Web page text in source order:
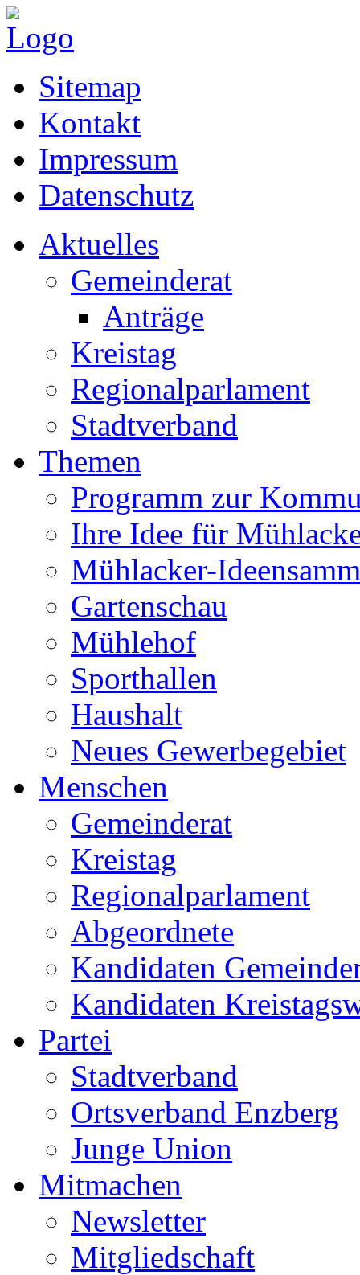
Sitemap
Kontakt
Impressum
Datenschutz
Aktuelles
Gemeinderat
Anträge
Kreistag
Regionalparlament
Stadtverband
Themen
Programm zur
Ihre Idee für
Mühlacker-
Gartenschau
Mühlehof
Sporthallen
Haushalt
Neues Gewerbegebiet
Menschen
Gemeinderat
Kreistag
Regionalparlament
Abgeordnete
Kandidaten
Kandidaten
Partei
Stadtverband
Ortsverband Enzberg
Junge Union
Mitmachen
Newsletter
Mitgliedschaft